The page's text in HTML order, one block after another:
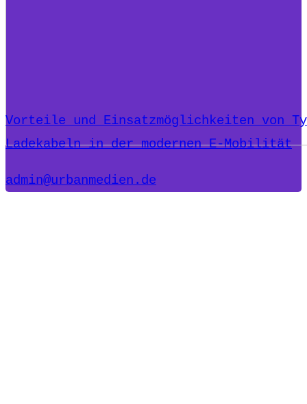
Vorteile und Einsatzmöglichkeiten von
Ladekabeln in der modernen E-Mobilität
admin@urbanmedien.de